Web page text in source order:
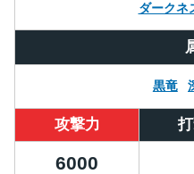
ダークネ
黒竜
攻撃力
6000